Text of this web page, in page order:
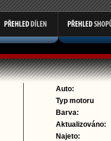
Auto:
Typ motoru
Barva:
Aktualizováno:
Najeto: